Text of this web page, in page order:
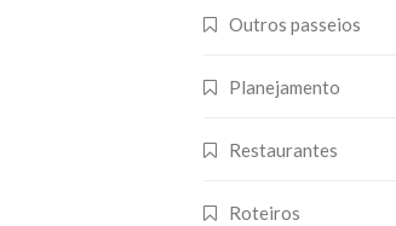
Outros passeios
Planejamento
Restaurantes
Roteiros